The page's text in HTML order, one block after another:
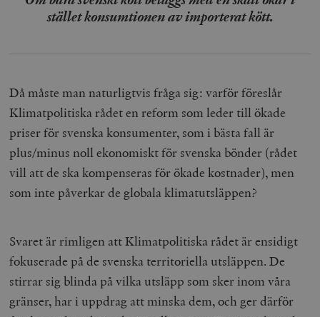
stället konsumtionen av importerat kött.
Då måste man naturligtvis fråga sig: varför föreslår
Klimatpolitiska rådet en reform som leder till ökade
priser för svenska konsumenter, som i bästa fall är
plus/minus noll ekonomiskt för svenska bönder (rådet
vill att de ska kompenseras för ökade kostnader), men
som inte påverkar de globala klimatutsläppen?
Svaret är rimligen att Klimatpolitiska rådet är ensidigt
fokuserade på de svenska territoriella utsläppen. De
stirrar sig blinda på vilka utsläpp som sker inom våra
gränser, har i uppdrag att minska dem, och ger därför